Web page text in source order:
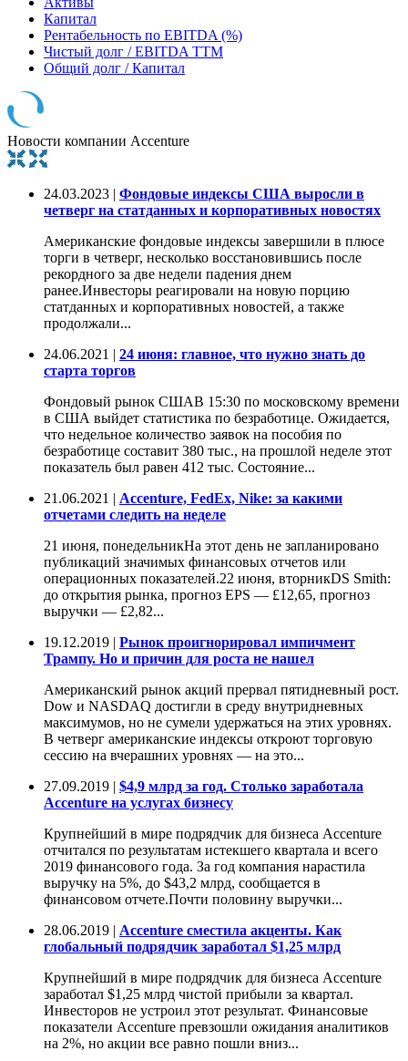
Капитал
Рентабельность по EBITDA (%)
Чистый долг / EBITDA TTM
Общий долг / Капитал
Новости компании Accenture
24.03.2023 | Фондовые индексы США выросли в
четверг на статданных и корпоративных новостях
Американские фондовые индексы завершили в плюсе
торги в четверг, несколько восстановившись после
рекордного за две недели падения днем
ранее.Инвесторы реагировали на новую порцию
статданных и корпоративных новостей, а также
продолжали...
24.06.2021 | 24 июня: главное, что нужно знать до
старта торгов
Фондовый рынок СШАВ 15:30 по московскому времени
в США выйдет статистика по безработице. Ожидается,
что недельное количество заявок на пособия по
безработице составит 380 тыс., на прошлой неделе этот
показатель был равен 412 тыс. Состояние...
21.06.2021 | Accenture, FedEx, Nike: за какими
отчетами следить на неделе
21 июня, понедельникНа этот день не запланировано
публикаций значимых финансовых отчетов или
операционных показателей.22 июня, вторникDS Smith:
до открытия рынка, прогноз EPS — £12,65, прогноз
выручки — £2,82...
19.12.2019 | Рынок проигнорировал импичмент
Трампу. Но и причин для роста не нашел
Американский рынок акций прервал пятидневный рост.
Dow и NASDAQ достигли в среду внутридневных
максимумов, но не сумели удержаться на этих уровнях.
В четверг американские индексы откроют торговую
сессию на вчерашних уровнях — на это...
27.09.2019 | $4,9 млрд за год. Столько заработала
Accenture на услугах бизнесу
Крупнейший в мире подрядчик для бизнеса Accenture
отчитался по результатам истекшего квартала и всего
2019 финансового года. За год компания нарастила
выручку на 5%, до $43,2 млрд, сообщается в
финансовом отчете.Почти половину выручки...
28.06.2019 | Accenture сместила акценты. Как
глобальный подрядчик заработал $1,25 млрд
Крупнейший в мире подрядчик для бизнеса Accenture
заработал $1,25 млрд чистой прибыли за квартал.
Инвесторов не устроил этот результат. Финансовые
показатели Accenture превзошли ожидания аналитиков
на 2%, но акции все равно пошли вниз...